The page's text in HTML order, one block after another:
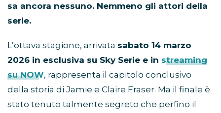
sa ancora nessuno. Nemmeno gli attori della
serie.
L’ottava stagione, arrivata sabato 14 marzo
2026 in esclusiva su Sky Serie e in streaming
su NOW, rappresenta il capitolo conclusivo
della storia di Jamie e Claire Fraser. Ma il finale è
stato tenuto talmente segreto che perfino il